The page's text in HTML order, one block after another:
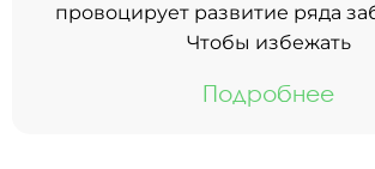
провоцирует развитие ряда
Чтобы избежать
Подробнее